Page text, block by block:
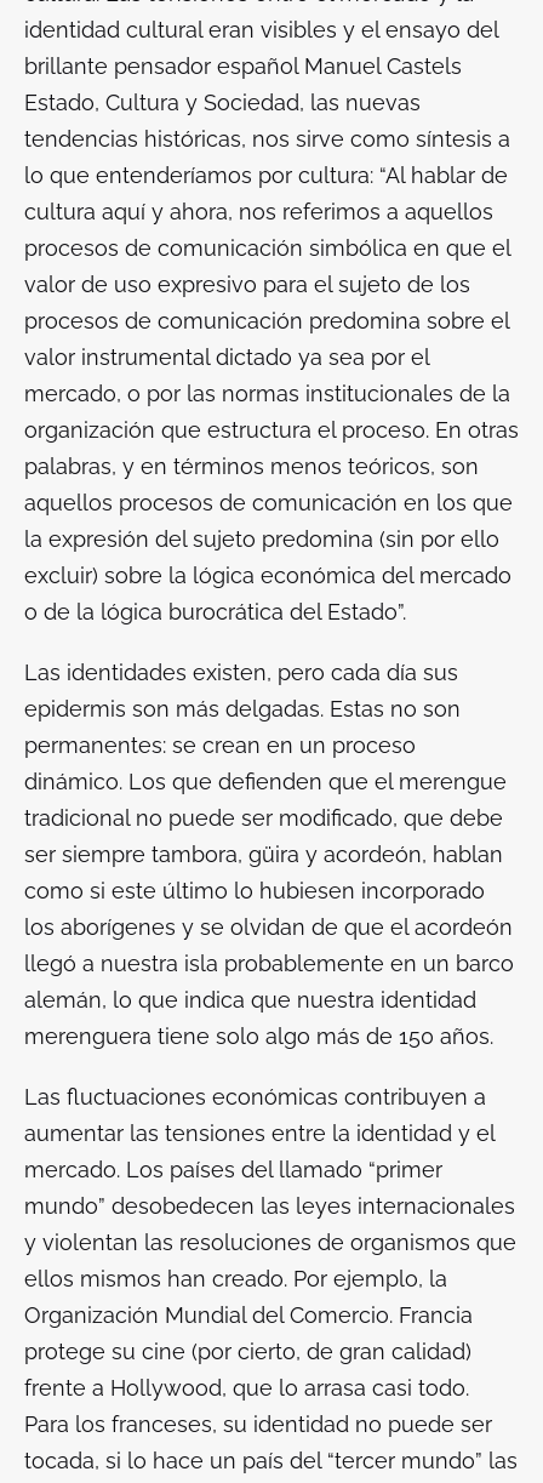
identidad cultural eran visibles y el ensayo del
brillante pensador español Manuel Castels
Estado, Cultura y Sociedad, las nuevas
tendencias históricas, nos sirve como síntesis a
lo que entenderíamos por cultura: “Al hablar de
cultura aquí y ahora, nos referimos a aquellos
procesos de comunicación simbólica en que el
valor de uso expresivo para el sujeto de los
procesos de comunicación predomina sobre el
valor instrumental dictado ya sea por el
mercado, o por las normas institucionales de la
organización que estructura el proceso. En otras
palabras, y en términos menos teóricos, son
aquellos procesos de comunicación en los que
la expresión del sujeto predomina (sin por ello
excluir) sobre la lógica económica del mercado
o de la lógica burocrática del Estado”.
Las identidades existen, pero cada día sus
epidermis son más delgadas. Estas no son
permanentes: se crean en un proceso
dinámico. Los que defienden que el merengue
tradicional no puede ser modificado, que debe
ser siempre tambora, güira y acordeón, hablan
como si este último lo hubiesen incorporado
los aborígenes y se olvidan de que el acordeón
llegó a nuestra isla probablemente en un barco
alemán, lo que indica que nuestra identidad
merenguera tiene solo algo más de 150 años.
Las fluctuaciones económicas contribuyen a
aumentar las tensiones entre la identidad y el
mercado. Los países del llamado “primer
mundo” desobedecen las leyes internacionales
y violentan las resoluciones de organismos que
ellos mismos han creado. Por ejemplo, la
Organización Mundial del Comercio. Francia
protege su cine (por cierto, de gran calidad)
frente a Hollywood, que lo arrasa casi todo.
Para los franceses, su identidad no puede ser
tocada, si lo hace un país del “tercer mundo” las